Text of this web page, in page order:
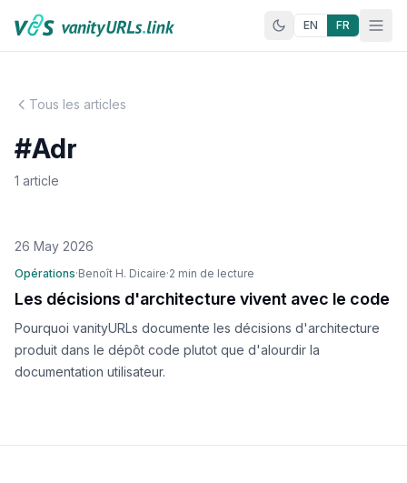
Aller au contenu
EN FR
Tous les articles
#Adr
1 article
26 May 2026
Opérations·Benoît H. Dicaire·2 min de lecture
Les décisions d'architecture vivent avec le code
Pourquoi vanityURLs documente les décisions d'architecture
produit dans le dépôt code plutot que d'alourdir la
documentation utilisateur.